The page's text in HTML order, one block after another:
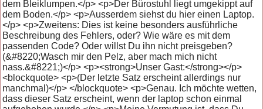
dem Bleiklumpen.</p> <p>Der Bürostuhl liegt umgekippt auf
dem Boden.</p> <p>Ausserdem siehst du hier einen Laptop.
</p> <p>Zweitens: Dies ist keine besonders ausführliche
Beschreibung des Fehlers, oder? Wie wäre es mit dem
passenden Code? Oder willst Du ihn nicht preisgeben?
(&#8220;Wasch mir den Pelz, aber mach mich nicht
nass.&#8221;)</p> <p><strong>Unser Gast:</strong></p>
<blockquote> <p>(Der letzte Satz erscheint allerdings nur
manchmal)</p> </blockquote> <p>Genau. Ich möchte wetten,
dass dieser Satz erscheint, wenn der laptop schon einmal